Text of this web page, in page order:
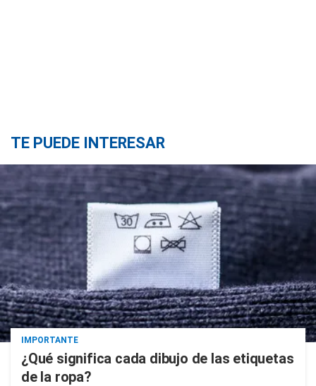
TE PUEDE INTERESAR
IMPORTANTE
¿Qué significa cada dibujo de las etiquetas
de la ropa?